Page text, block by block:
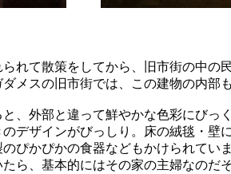
れて散策をしてから、旧市街の中の
メスの旧市街では、この建物の内部も
、外部と違って鮮やかな色彩にびっ
デザインがびっしり。床の絨毯・壁
ぴかぴかの食器などもかけられていま
ら、基本的にはその家の主婦なのだ